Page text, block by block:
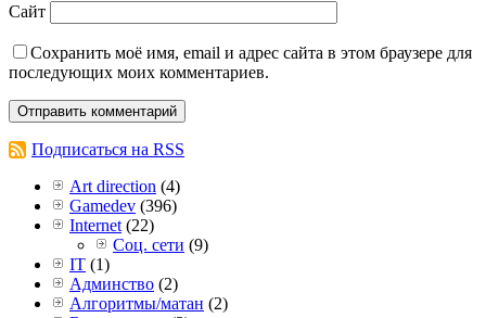
Сайт
Сохранить моё имя, email и адрес сайта в этом браузере для
последующих моих комментариев.
Подписаться на RSS
Art direction (4)
Gamedev (396)
Internet (22)
Соц. сети (9)
IT (1)
Админство (2)
Алгоритмы/матан (2)